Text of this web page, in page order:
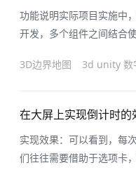
功能说明实际项目实施中
开发，多个组件之间结合
序.zip实现思路轮播表格
3D边界地图 3d unity 数
在大屏上实现倒计时的
实现效果：可以看到，每
们往往需要借助于选项卡